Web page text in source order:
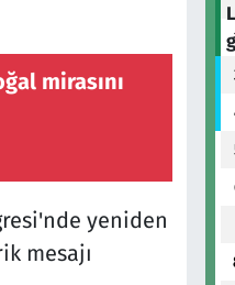
mirasını
yeniden
mesajı